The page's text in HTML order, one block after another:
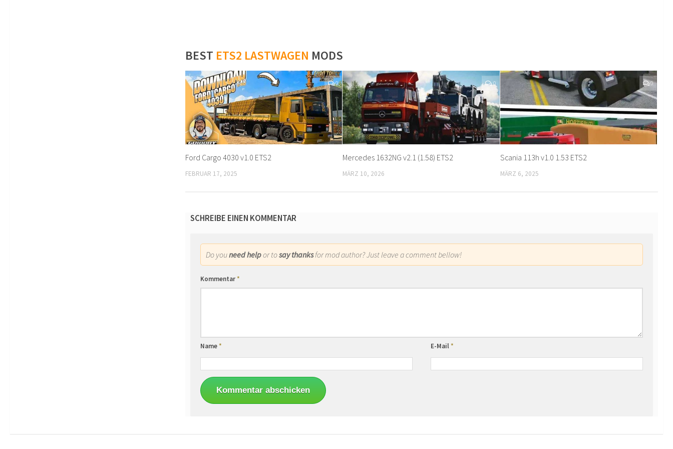
BEST ETS2 LASTWAGEN MODS
0
Ford Cargo 4030 v1.0 ETS2
FEBRUAR 17, 2025
0
Mercedes 1632NG v2.1 (1.58) ETS2
MÄRZ 10, 2026
0
Scania 113h v1.0 1.53 ETS2
MÄRZ 6, 2025
SCHREIBE EINEN KOMMENTAR
Do youneed helpor tosay thanksfor mod author? Just leave a comment bellow!
Kommentar*
Name* E-Mail*